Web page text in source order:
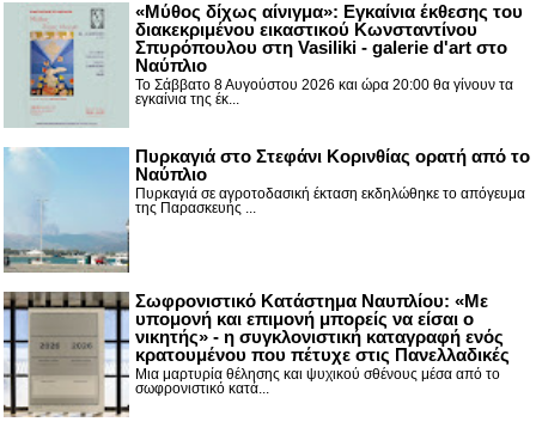
«Μύθος δίχως αίνιγμα»: Εγκαίνια έκθεσης του
διακεκριμένου εικαστικού Κωνσταντίνου
Σπυρόπουλου στη Vasiliki - galerie d'art στο
Ναύπλιο
Το Σάββατο 8 Αυγούστου 2026 και ώρα 20:00 θα γίνουν τα
εγκαίνια της έκ...
Πυρκαγιά στο Στεφάνι Κορινθίας ορατή από το
Ναύπλιο
Πυρκαγιά σε αγροτοδασική έκταση εκδηλώθηκε το απόγευμα
της Παρασκευής ...
Σωφρονιστικό Κατάστημα Ναυπλίου: «Με
υπομονή και επιμονή μπορείς να είσαι ο
νικητής» - η συγκλονιστική καταγραφή ενός
κρατουμένου που πέτυχε στις Πανελλαδικές
Μια μαρτυρία θέλησης και ψυχικού σθένους μέσα από το
σωφρονιστικό κατά...